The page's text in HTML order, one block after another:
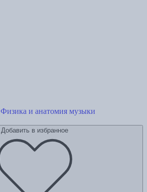
Физика и анатомия музыки
Добавить в избранное